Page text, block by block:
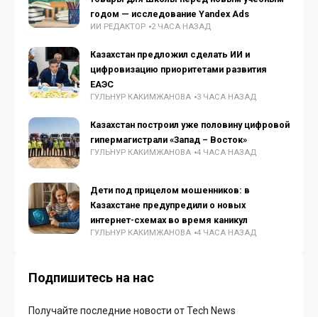
годом — исследование Yandex Ads
ИИ РЕДАКТОР 2 ЧАСА НАЗАД
Казахстан предложил сделать ИИ и
цифровизацию приоритетами развития
ЕАЭС
ГУЛЬНУР КАКИМЖАНОВА 3 ЧАСА НАЗАД
Казахстан построил уже половину цифровой
гипермагистрали «Запад – Восток»
ГУЛЬНУР КАКИМЖАНОВА 4 ЧАСА НАЗАД
Дети под прицелом мошенников: в
Казахстане предупредили о новых
интернет-схемах во время каникул
ГУЛЬНУР КАКИМЖАНОВА 4 ЧАСА НАЗАД
Подпишитесь на нас
Получайте последние новости от Tech News